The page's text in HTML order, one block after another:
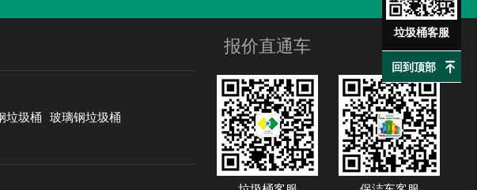
垃圾桶 玻璃钢垃圾桶
报价直通车
垃圾桶客服
回到顶部